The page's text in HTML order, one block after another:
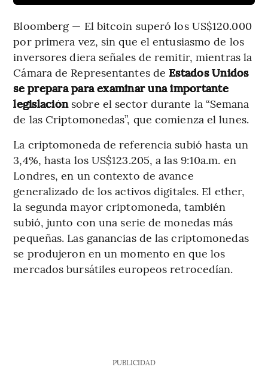
Bloomberg — El bitcoin superó los US$120.000
por primera vez, sin que el entusiasmo de los
inversores diera señales de remitir, mientras la
Cámara de Representantes de Estados Unidos
se prepara para examinar una importante
legislaciónsobre el sector durante la “Semana
de las Criptomonedas”, que comienza el lunes.
La criptomoneda de referencia subió hasta un
3,4%, hasta los US$123.205, a las 9:10a.m. en
Londres, en un contexto de avance
generalizado de los activos digitales. El ether,
la segunda mayor criptomoneda, también
subió, junto con una serie de monedas más
pequeñas. Las ganancias de las criptomonedas
se produjeron en un momento en que los
mercados bursátiles europeos retrocedían.
PUBLICIDAD